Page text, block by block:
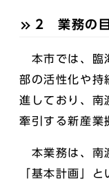
2 業務の
本市では、臨
部の活性化や持
進しており、南
牽引する新産業
本業務は、南
「基本計画」